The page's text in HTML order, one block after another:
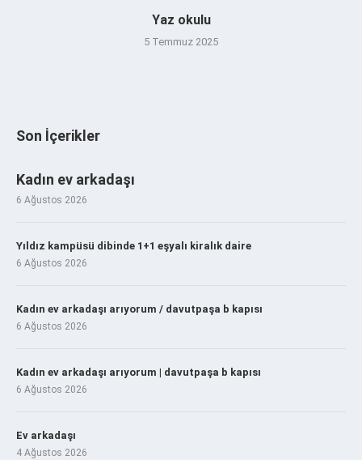
Yaz okulu
5 Temmuz 2025
Son İçerikler
Kadın ev arkadaşı
6 Ağustos 2026
Yıldız kampüsü dibinde 1+1 eşyalı kiralık daire
6 Ağustos 2026
Kadın ev arkadaşı arıyorum / davutpaşa b kapısı
6 Ağustos 2026
Kadın ev arkadaşı arıyorum | davutpaşa b kapısı
6 Ağustos 2026
Ev arkadaşı
4 Ağustos 2026